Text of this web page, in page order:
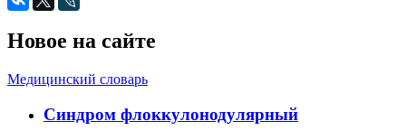
Новое на сайте
Медицинский словарь
Cиндром флоккулонодулярный